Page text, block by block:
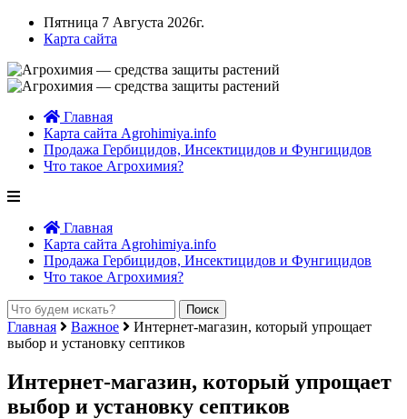
Пятница 7 Августа 2026г.
Карта сайта
Главная
Карта сайта Agrohimiya.info
Продажа Гербицидов, Инсектицидов и Фунгицидов
Что такое Агрохимия?
Главная
Карта сайта Agrohimiya.info
Продажа Гербицидов, Инсектицидов и Фунгицидов
Что такое Агрохимия?
Главная Важное
Интернет-магазин, который упрощает
выбор и установку септиков
Интернет-магазин, который упрощает
выбор и установку септиков